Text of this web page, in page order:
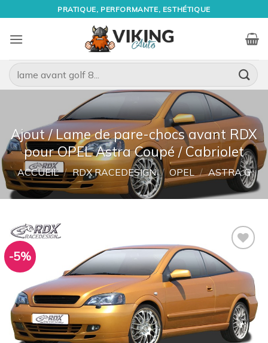
au
contenu
PRATIQUE, PERFORMANTE, ESTHÉTIQUE
Recherche
pour :
Ajout / Lame de pare-chocs avant RDX
pour OPEL Astra Coupé / Cabriolet
ACCUEIL / RDX RACEDESIGN / OPEL / ASTRA G
-5%
Ajouter
à la